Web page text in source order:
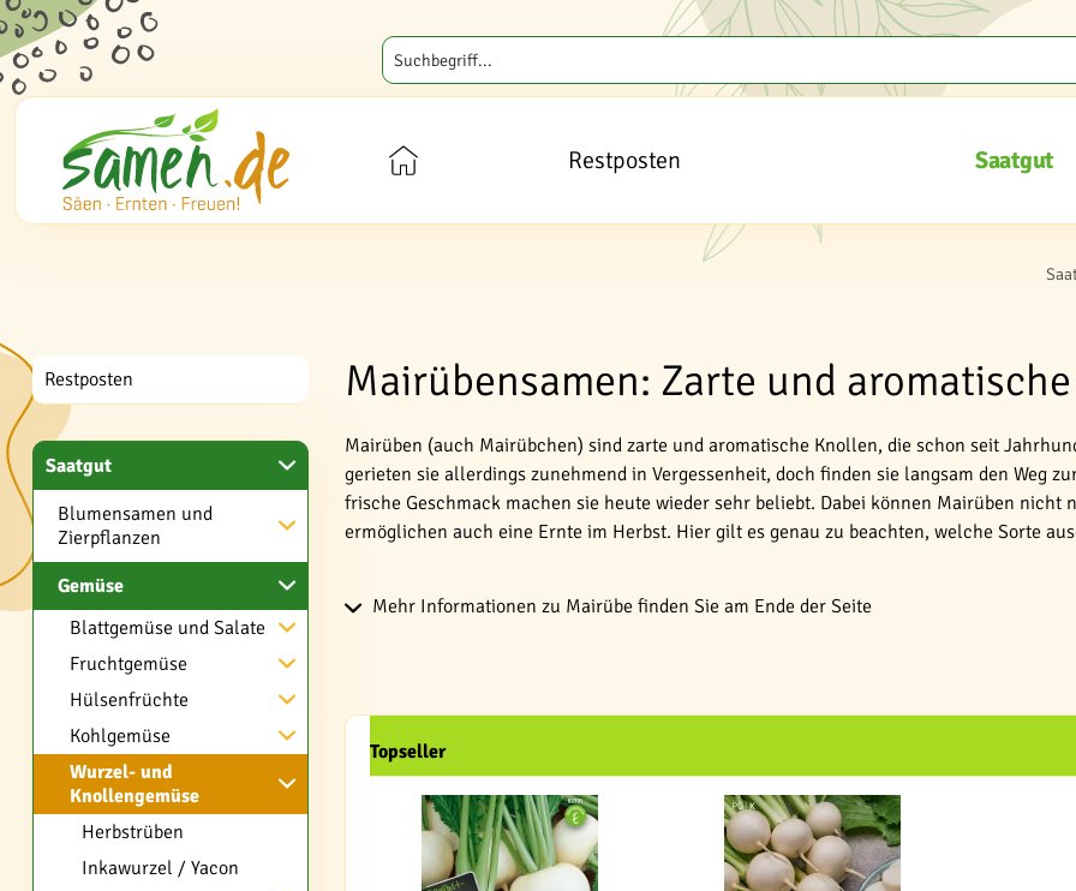
Restposten Saatgut
Restposten
Saatgut
Blumensamen und
Zierpflanzen
Gemüse
Blattgemüse und Salate
Fruchtgemüse
Hülsenfrüchte
Kohlgemüse
Wurzel- und
Knollengemüse
Herbstrüben
Inkawurzel / Yacon
Mairübensamen: Zarte und
Mairüben (auch Mairübchen) sind zarte und aromatische Knollen, die schon seit
gerieten sie allerdings zunehmend in Vergessenheit, doch finden sie langsam den Weg
frische Geschmack machen sie heute wieder sehr beliebt. Dabei können Mairüben
ermöglichen auch eine Ernte im Herbst. Hier gilt es genau zu beachten, welche Sorte
Mehr Informationen zu Mairübe finden Sie am Ende der Seite
Topseller